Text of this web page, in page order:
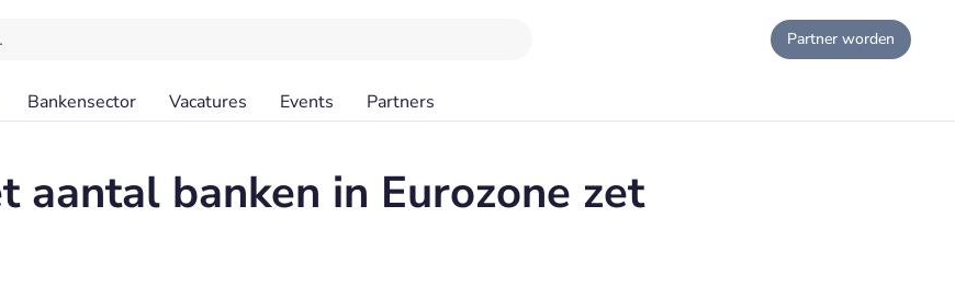
Partner worden
Bankensector Vacatures Events Partners
aantal banken in Eurozone zet